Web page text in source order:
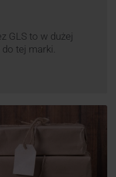
GLS to w dużej
tej marki.